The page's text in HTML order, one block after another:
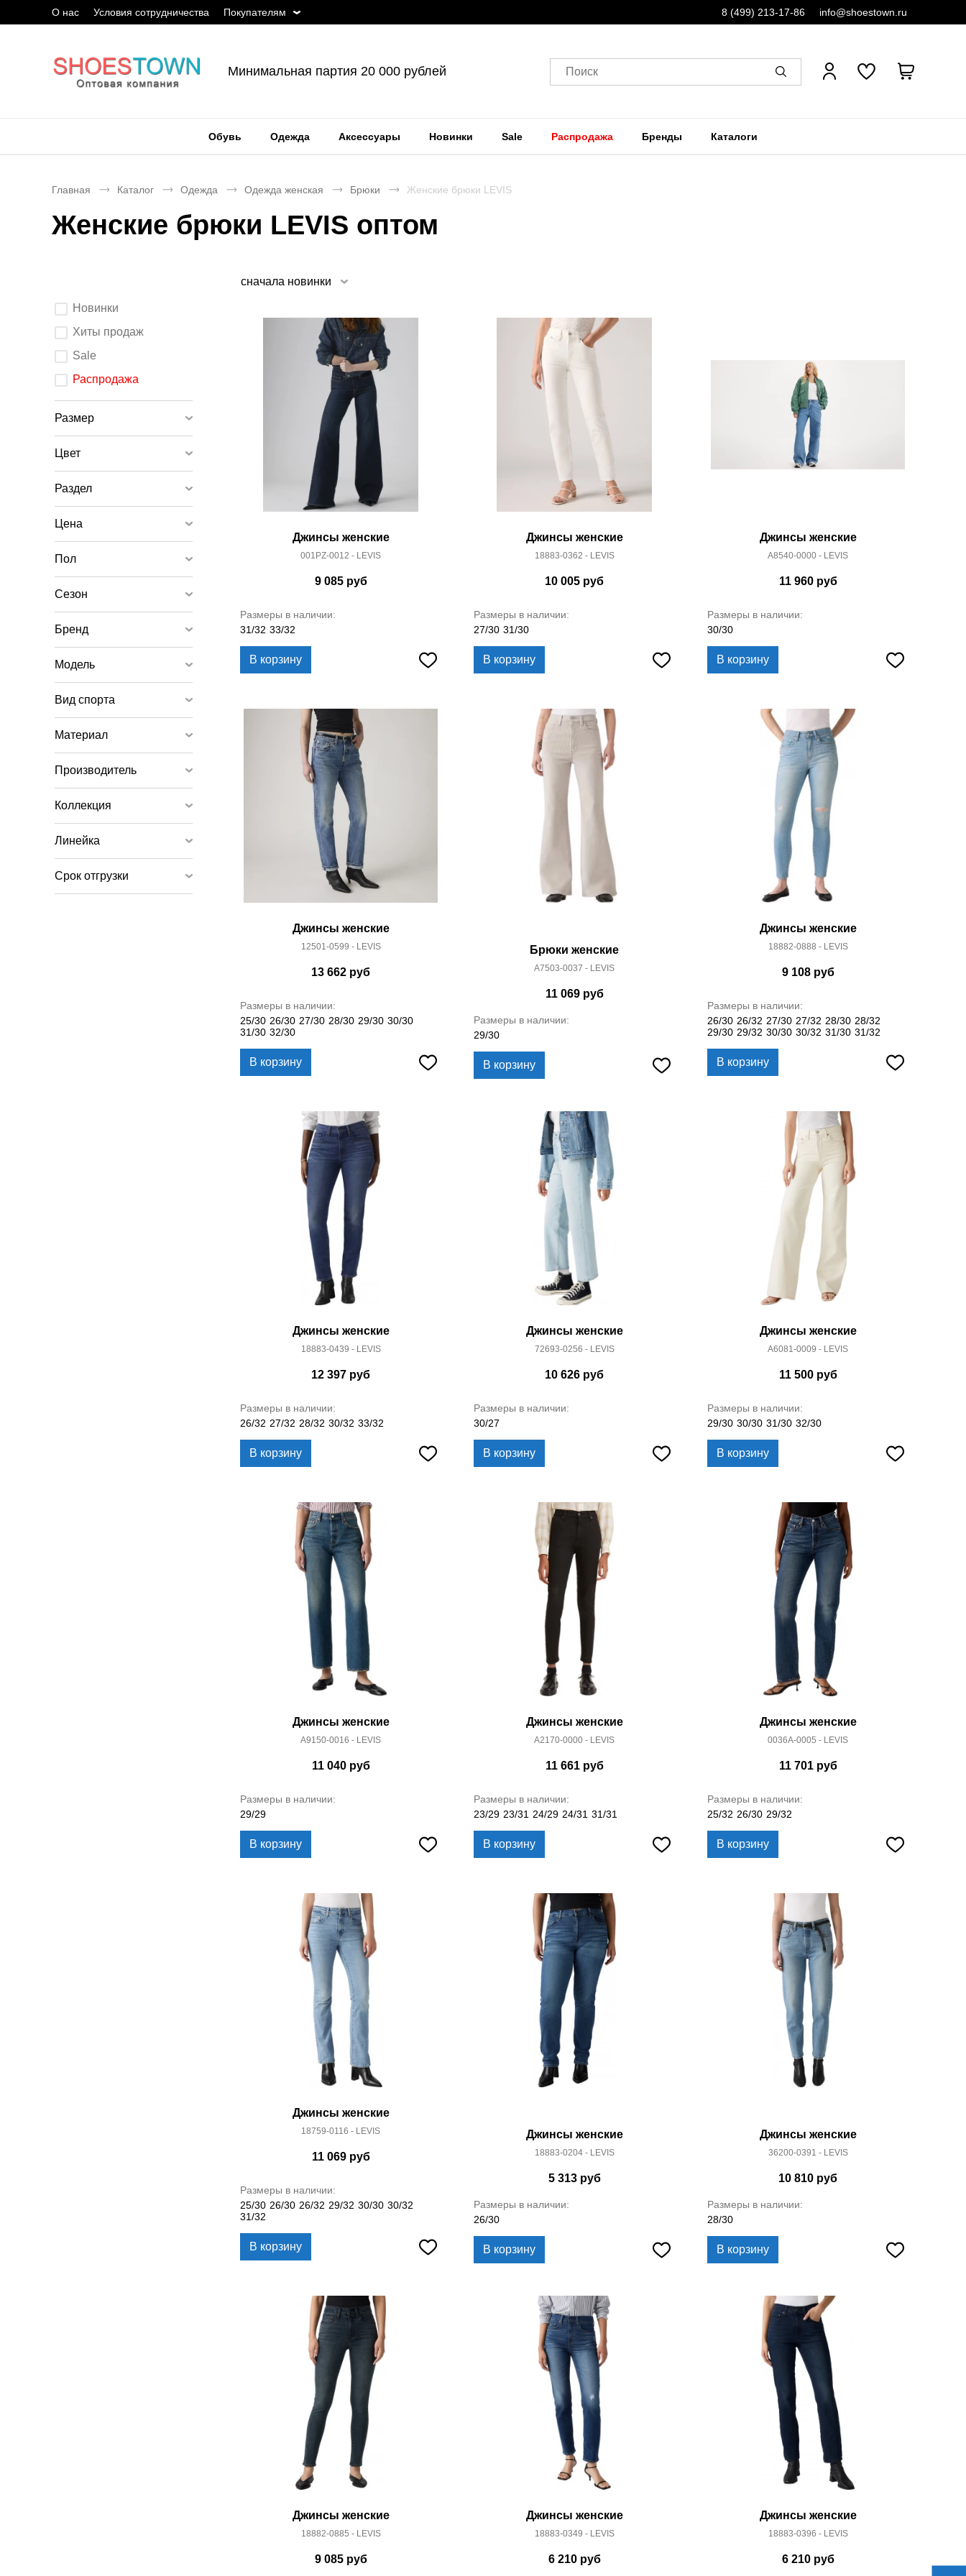
О нас Условия сотрудничества Покупателям 8 (499) 213-17-86 info@shoestown.ru
Минимальная партия 20 000 рублей Поиск
Обувь Одежда Аксессуары Новинки Sale Распродажа Бренды Каталоги
Главная Каталог Одежда Одежда женская Брюки Женские брюки LEVIS
Женские брюки LEVIS оптом
Выберите
параметры
После
изменения
элемента
ввода
обновится.
Новинки
Хиты продаж
Sale
Распродажа
Размер
Цвет
Раздел
Цена
Пол
Сезон
Бренд
Модель
Вид спорта
Материал
Производитель
Коллекция
Линейка
Срок отгрузки
сначала новинки
Джинсы женские
001PZ-0012 - LEVIS
9 085руб
Размеры в наличии:
31/32 33/32
В корзину
Джинсы женские
18883-0362 - LEVIS
10 005 руб
Размеры в наличии:
27/30 31/30
В корзину
Джинсы женские
A8540-0000 - LEVIS
11 960руб
Размеры в наличии:
30/30
В корзину
Джинсы женские
12501-0599 - LEVIS
13 662 руб
Размеры в наличии:
25/30 26/30 27/30 28/30 29/30 30/30
31/30 32/30
В корзину
Брюки женские
A7503-0037 - LEVIS
11 069руб
Размеры в наличии:
29/30
В корзину
Джинсы женские
18882-0888 - LEVIS
9 108руб
Размеры в наличии:
26/30 26/32 27/30 27/32 28/30 28/32
29/30 29/32 30/30 30/32 31/30 31/32
В корзину
Джинсы женские
18883-0439 - LEVIS
12 397 руб
Размеры в наличии:
26/32 27/32 28/32 30/32 33/32
В корзину
Джинсы женские
72693-0256 - LEVIS
10 626 руб
Размеры в наличии:
30/27
В корзину
Джинсы женские
A6081-0009 - LEVIS
11 500руб
Размеры в наличии:
29/30 30/30 31/30 32/30
В корзину
Джинсы женские
A9150-0016 - LEVIS
11 040руб
Размеры в наличии:
29/29
В корзину
Джинсы женские
A2170-0000 - LEVIS
11 661руб
Размеры в наличии:
23/29 23/31 24/29 24/31 31/31
В корзину
Джинсы женские
0036A-0005 - LEVIS
11 701руб
Размеры в наличии:
25/32 26/30 29/32
В корзину
Джинсы женские
18759-0116 - LEVIS
11 069руб
Размеры в наличии:
25/30 26/30 26/32 29/32 30/30 30/32
31/32
В корзину
Джинсы женские
18883-0204 - LEVIS
5 313руб
Размеры в наличии:
26/30
В корзину
Джинсы женские
36200-0391 - LEVIS
10 810 руб
Размеры в наличии:
28/30
В корзину
Джинсы женские
18882-0885 - LEVIS
9 085руб
Джинсы женские
18883-0349 - LEVIS
6 210руб
Джинсы женские
18883-0396 - LEVIS
6 210руб